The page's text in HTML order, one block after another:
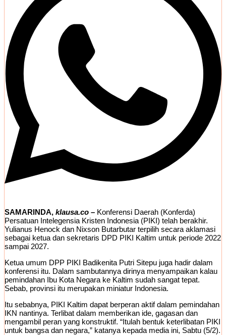
SAMARINDA, klausa.co – Konferensi Daerah (Konferda)
Persatuan Intelegensia Kristen Indonesia (PIKI) telah berakhir.
Yulianus Henock dan Nixson Butarbutar terpilih secara aklamasi
sebagai ketua dan sekretaris DPD PIKI Kaltim untuk periode 2022
sampai 2027.
Ketua umum DPP PIKI Badikenita Putri Sitepu juga hadir dalam
konferensi itu. Dalam sambutannya dirinya menyampaikan kalau
pemindahan Ibu Kota Negara ke Kaltim sudah sangat tepat.
Sebab, provinsi itu merupakan miniatur Indonesia.
Itu sebabnya, PIKI Kaltim dapat berperan aktif dalam pemindahan
IKN nantinya. Terlibat dalam memberikan ide, gagasan dan
mengambil peran yang konstruktif. “Itulah bentuk keterlibatan PIKI
untuk bangsa dan negara,” katanya kepada media ini, Sabtu (5/2).